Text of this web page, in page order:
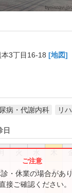
3丁目16-18 [地図]
病・代謝内科 リ
日
● ● ● ● ●
・休業の場合があ
接ご確認ください。